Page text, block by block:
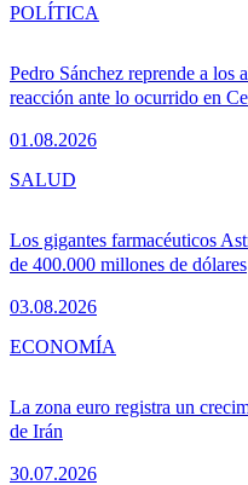
Pedro Sánchez reprende a los
reacción ante lo ocurrido en
01.08.2026
POLÍTICA
Los gigantes farmacéuticos
de 400.000 millones de dólares
03.08.2026
SALUD
La zona euro registra un
de Irán
30.07.2026
ECONOMÍA